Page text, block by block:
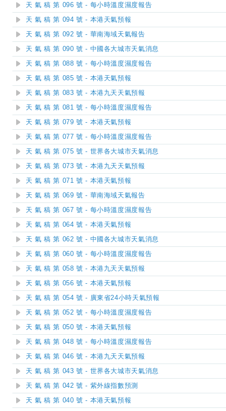
天 氣 稿 第 096 號 - 每小時溫度濕度報告
天 氣 稿 第 094 號 - 本港天氣預報
天 氣 稿 第 092 號 - 華南海域天氣報告
天 氣 稿 第 090 號 - 中國各大城市天氣消息
天 氣 稿 第 088 號 - 每小時溫度濕度報告
天 氣 稿 第 085 號 - 本港天氣預報
天 氣 稿 第 083 號 - 本港九天天氣預報
天 氣 稿 第 081 號 - 每小時溫度濕度報告
天 氣 稿 第 079 號 - 本港天氣預報
天 氣 稿 第 077 號 - 每小時溫度濕度報告
天 氣 稿 第 075 號 - 世界各大城市天氣消息
天 氣 稿 第 073 號 - 本港九天天氣預報
天 氣 稿 第 071 號 - 本港天氣預報
天 氣 稿 第 069 號 - 華南海域天氣報告
天 氣 稿 第 067 號 - 每小時溫度濕度報告
天 氣 稿 第 064 號 - 本港天氣預報
天 氣 稿 第 062 號 - 中國各大城市天氣消息
天 氣 稿 第 060 號 - 每小時溫度濕度報告
天 氣 稿 第 058 號 - 本港九天天氣預報
天 氣 稿 第 056 號 - 本港天氣預報
天 氣 稿 第 054 號 - 廣東省24小時天氣預報
天 氣 稿 第 052 號 - 每小時溫度濕度報告
天 氣 稿 第 050 號 - 本港天氣預報
天 氣 稿 第 048 號 - 每小時溫度濕度報告
天 氣 稿 第 046 號 - 本港九天天氣預報
天 氣 稿 第 043 號 - 世界各大城市天氣消息
天 氣 稿 第 042 號 - 紫外線指數預測
天 氣 稿 第 040 號 - 本港天氣預報